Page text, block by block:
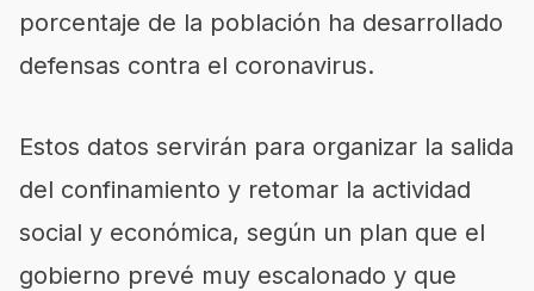
porcentaje de la población ha desarrollado
defensas contra el coronavirus.
Estos datos servirán para organizar la salida
del confinamiento y retomar la actividad
social y económica, según un plan que el
gobierno prevé muy escalonado y que